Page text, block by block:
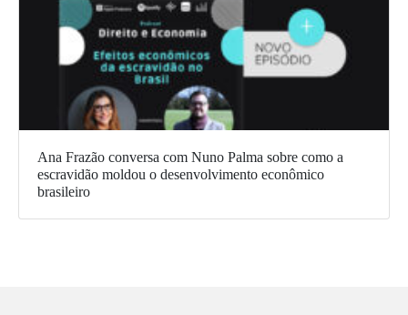
Ana Frazão conversa com Nuno Palma sobre como a
escravidão moldou o desenvolvimento econômico
brasileiro